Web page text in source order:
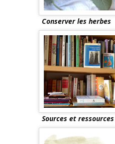
Conserver les herbes
Sources et ressources